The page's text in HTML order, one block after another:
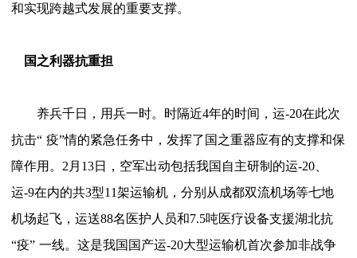
和实现跨越式发展的重要支撑。
国之利器抗重担
养兵千日，用兵一时。时隔近4年的时间，运-20在此次
抗击“ 疫”情的紧急任务中，发挥了国之重器应有的支撑和保
障作用。 2月13日，空军出动包括我国自主研制的运-20、
运-9在内的共3型11架运输机，分别从成都双流机场等七地
机场起飞，运送88名医护人员和7.5吨医疗设备支援湖北抗
“疫” 一线。这是我国国产运-20大型运输机首次参加非战争